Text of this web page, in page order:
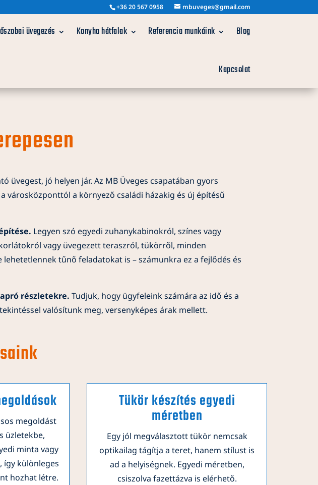
+36 20 567 0958 mbuveges@gmail.com
üvegezés Konyha hátfalak Referencia munkáink Blog
Kapcsolat
üvegest, jó helyen jár. Az MB Üveges csapatában gyors
városközponttól a környező családi házakig és új építésű
Legyen szó egyedi zuhanykabinokról, színes vagy
vagy üvegezett teraszról, tükörről, minden
tűnő feladatokat is – számunkra ez a fejlődés és
részletekre. Tudjuk, hogy ügyfeleink számára az idő és a
valósítunk meg, versenyképes árak mellett.
megoldást
üzletekbe,
minta vagy
különleges
hozhat létre.
Tükör készítés egyedi
méretben
Egy jól megválasztott tükör nemcsak
optikailag tágítja a teret, hanem stílust is
ad a helyiségnek. Egyedi méretben,
csiszolva fazettázva is elérhető.